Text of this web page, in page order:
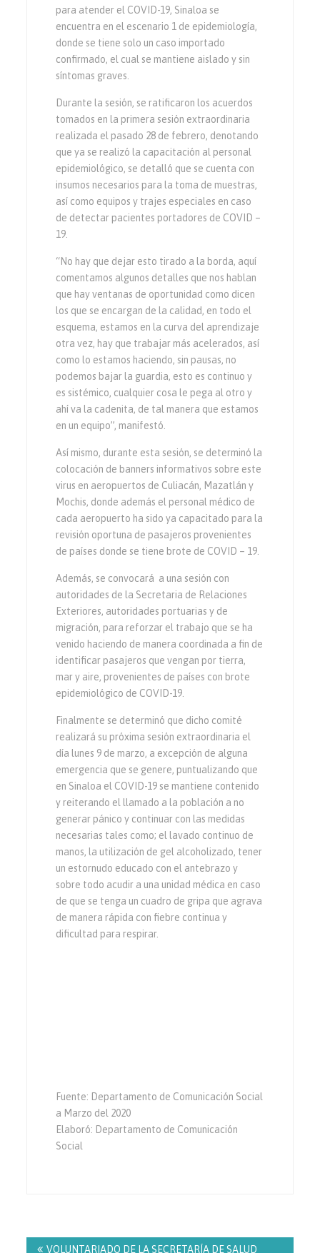
para atender el COVID-19, Sinaloa se
encuentra en el escenario 1 de epidemiología,
donde se tiene solo un caso importado
confirmado, el cual se mantiene aislado y sin
síntomas graves.
Durante la sesión, se ratificaron los acuerdos
tomados en la primera sesión extraordinaria
realizada el pasado 28 de febrero, denotando
que ya se realizó la capacitación al personal
epidemiológico, se detalló que se cuenta con
insumos necesarios para la toma de muestras,
así como equipos y trajes especiales en caso
de detectar pacientes portadores de COVID –
19.
“No hay que dejar esto tirado a la borda, aquí
comentamos algunos detalles que nos hablan
que hay ventanas de oportunidad como dicen
los que se encargan de la calidad, en todo el
esquema, estamos en la curva del aprendizaje
otra vez, hay que trabajar más acelerados, así
como lo estamos haciendo, sin pausas, no
podemos bajar la guardia, esto es continuo y
es sistémico, cualquier cosa le pega al otro y
ahí va la cadenita, de tal manera que estamos
en un equipo”, manifestó.
Así mismo, durante esta sesión, se determinó la
colocación de banners informativos sobre este
virus en aeropuertos de Culiacán, Mazatlán y
Mochis, donde además el personal médico de
cada aeropuerto ha sido ya capacitado para la
revisión oportuna de pasajeros provenientes
de países donde se tiene brote de COVID – 19.
Además, se convocará a una sesión con
autoridades de la Secretaria de Relaciones
Exteriores, autoridades portuarias y de
migración, para reforzar el trabajo que se ha
venido haciendo de manera coordinada a fin de
identificar pasajeros que vengan por tierra,
mar y aire, provenientes de países con brote
epidemiológico de COVID-19.
Finalmente se determinó que dicho comité
realizará su próxima sesión extraordinaria el
día lunes 9 de marzo, a excepción de alguna
emergencia que se genere, puntualizando que
en Sinaloa el COVID-19 se mantiene contenido
y reiterando el llamado a la población a no
generar pánico y continuar con las medidas
necesarias tales como; el lavado continuo de
manos, la utilización de gel alcoholizado, tener
un estornudo educado con el antebrazo y
sobre todo acudir a una unidad médica en caso
de que se tenga un cuadro de gripa que agrava
de manera rápida con fiebre continua y
dificultad para respirar.
Fuente: Departamento de Comunicación Social
a Marzo del 2020
Elaboró: Departamento de Comunicación
Social
de VOLUNTARIADO DE LA SECRETARÍA DE SALUD